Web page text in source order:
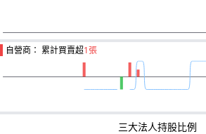
自營商： 累計買賣超1張
三大法人持股比例